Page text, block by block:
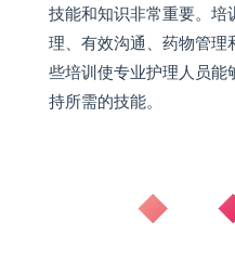
技能和知识非常重要。培
理、有效沟通、药物管理
些培训使专业护理人员能
持所需的技能。
◆